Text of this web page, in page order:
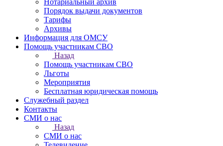
Порядок выдачи документов
Тарифы
Архивы
Информация для ОМСУ
Помощь участникам СВО
Назад
Помощь участникам СВО
Льготы
Мероприятия
Бесплатная юридическая помощь
Служебный раздел
Контакты
СМИ о нас
Назад
СМИ о нас